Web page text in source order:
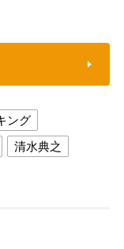
ング
清水典之